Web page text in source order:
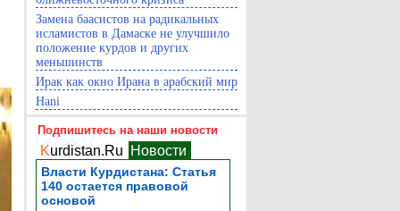
Замена баасистов на радикальных
исламистов в Дамаске не улучшило
положение курдов и других
меньшинств
Ирак как окно Ирана в арабский мир
Hani
Подпишитесь на наши новости
Kurdistan.Ru Новости
Власти Курдистана: Статья
140 остается правовой
основой